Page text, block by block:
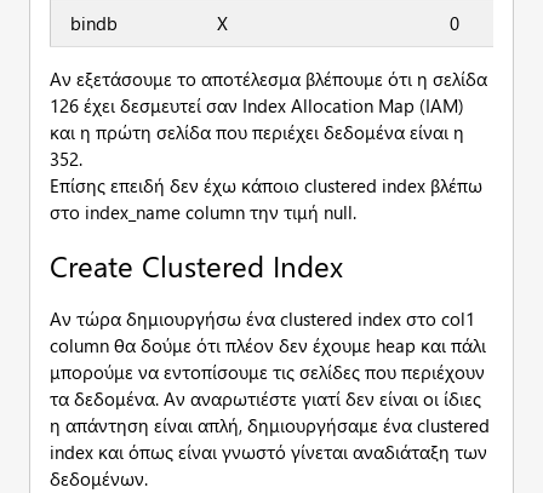
bindb
X 0
Αν εξετάσουμε το αποτέλεσμα βλέπουμε ότι η σελίδα
126 έχει δεσμευτεί σαν Index Allocation Map (IAM)
και η πρώτη σελίδα που περιέχει δεδομένα είναι η
352.
Επίσης επειδή δεν έχω κάποιο clustered index βλέπω
στο index_name column την τιμή null.
Create Clustered Index
Αν τώρα δημιουργήσω ένα clustered index στο col1
column θα δούμε ότι πλέον δεν έχουμε heap και πάλι
μπορούμε να εντοπίσουμε τις σελίδες που περιέχουν
τα δεδομένα. Αν αναρωτιέστε γιατί δεν είναι οι ίδιες
η απάντηση είναι απλή, δημιουργήσαμε ένα clustered
index και όπως είναι γνωστό γίνεται αναδιάταξη των
δεδομένων.